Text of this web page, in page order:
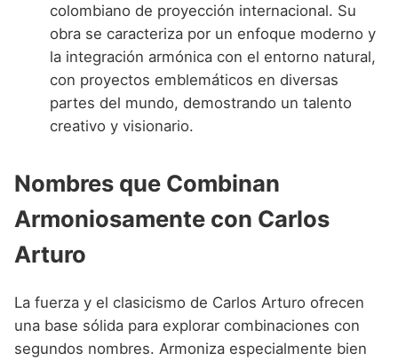
colombiano de proyección internacional. Su
obra se caracteriza por un enfoque moderno y
la integración armónica con el entorno natural,
con proyectos emblemáticos en diversas
partes del mundo, demostrando un talento
creativo y visionario.
Nombres que Combinan
Armoniosamente con Carlos
Arturo
La fuerza y el clasicismo de Carlos Arturo ofrecen
una base sólida para explorar combinaciones con
segundos nombres. Armoniza especialmente bien